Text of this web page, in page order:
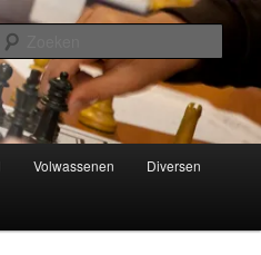
Volwassenen Diversen